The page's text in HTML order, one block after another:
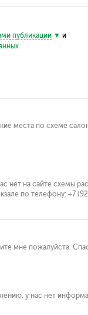
публикации
и
места по схеме
нет на сайте схемы
по телефону: +7
мне пожалуйста.
у нас нет